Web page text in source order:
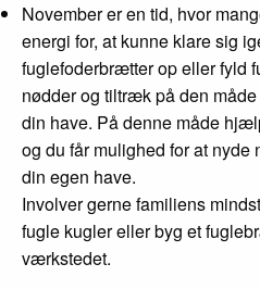
November er en tid, hvor
energi for, at kunne klare sig
fuglefoderbrætter op eller fyld
nødder og tiltræk på den
din have. På denne måde
og du får mulighed for at
din egen have.
Involver gerne familiens
fugle kugler eller byg et
værkstedet.